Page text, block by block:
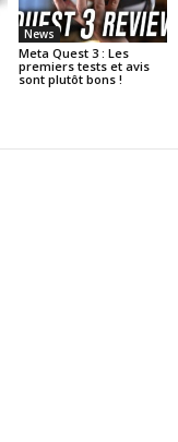
News
Meta Quest 3 : Les
premiers tests et avis
sont plutôt bons !